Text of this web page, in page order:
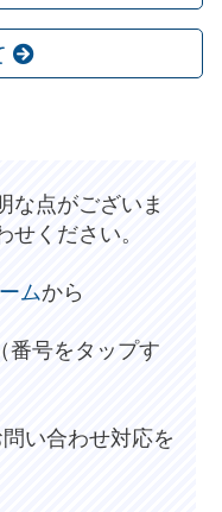
な点がございま
せください。
ムから
（番号をタップす
い合わせ対応を